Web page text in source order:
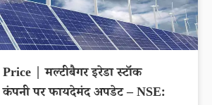
| मल्टीबैगर इरेडा स्टॉक
कंपनी पर फायदेमंद अपडेट – NSE: